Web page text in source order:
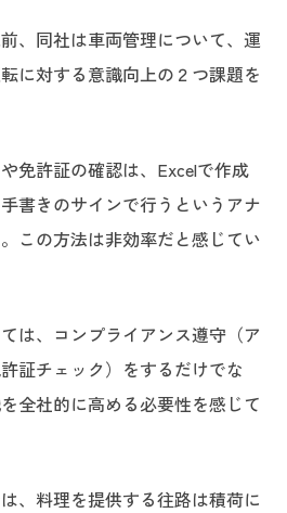
、同社は車両管理について、運
に対する意識向上の２つ課題を
免許証の確認は、Excelで作成
書きのサインで行うというアナ
この方法は非効率だと感じてい
は、コンプライアンス遵守（ア
証チェック）をするだけでな
全社的に高める必要性を感じて
、料理を提供する往路は積荷に